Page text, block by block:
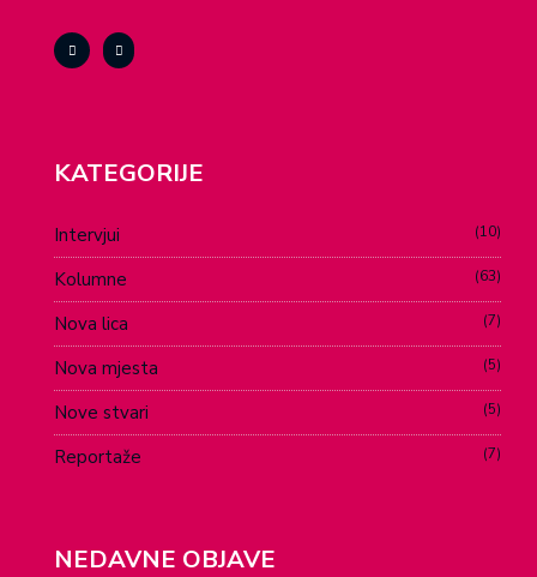
KATEGORIJE
Intervjui 10
Kolumne 63
Nova lica 7
Nova mjesta 5
Nove stvari 5
Reportaže 7
NEDAVNE OBJAVE